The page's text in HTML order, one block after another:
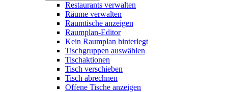
Restaurants verwalten
Räume verwalten
Raumtische anzeigen
Raumplan-Editor
Kein Raumplan hinterlegt
Tischgruppen auswählen
Tischaktionen
Tisch verschieben
Tisch abrechnen
Offene Tische anzeigen